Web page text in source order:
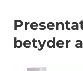
betyder